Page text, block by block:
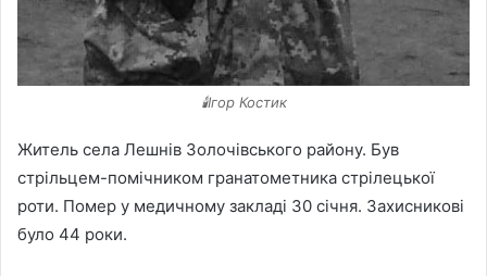
🕯️Ігор Костик
Житель села Лешнів Золочівського району. Був
стрільцем-помічником гранатометника стрілецької
роти. Помер у медичному закладі 30 січня. Захисникові
було 44 роки.